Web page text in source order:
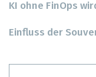
KI ohne FinOps
Einfluss der